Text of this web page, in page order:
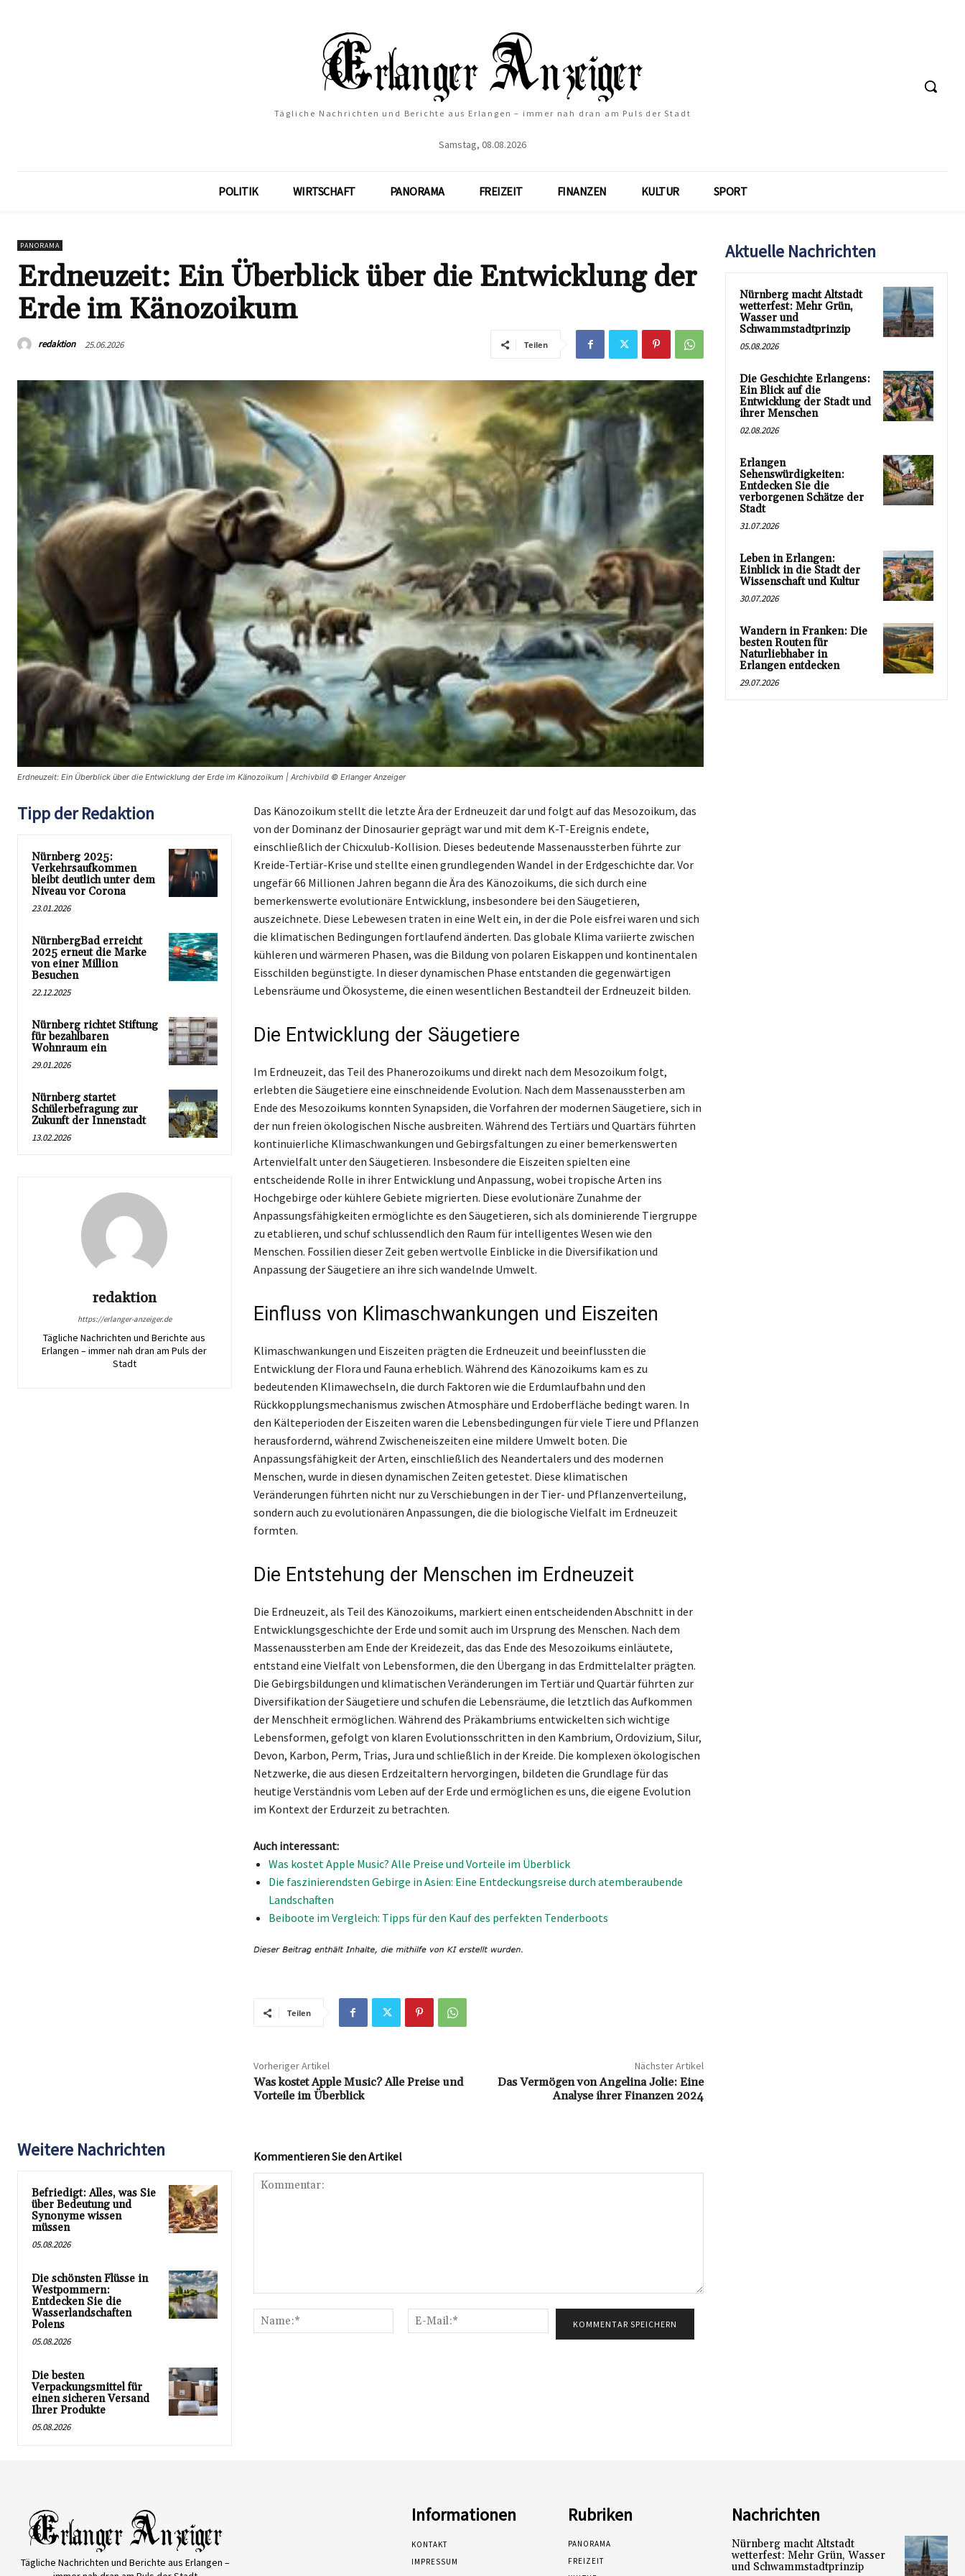
Tägliche Nachrichten und Berichte aus Erlangen – immer nah dran am Puls der Stadt
Samstag, 08.08.2026
POLITIK WIRTSCHAFT PANORAMA FREIZEIT FINANZEN KULTUR SPORT
PANORAMA
Erdneuzeit: Ein Überblick über die Entwicklung der
Erde im Känozoikum
redaktion 25.06.2026 Teilen
Erdneuzeit: Ein Überblick über die Entwicklung der Erde im Känozoikum | Archivbild © Erlanger Anzeiger
Tipp der Redaktion
Nürnberg 2025:
Verkehrsaufkommen
bleibt deutlich unter dem
Niveau vor Corona
23.01.2026
NürnbergBad erreicht
2025 erneut die Marke
von einer Million
Besuchen
22.12.2025
Nürnberg richtet Stiftung
für bezahlbaren
Wohnraum ein
29.01.2026
Nürnberg startet
Schülerbefragung zur
Zukunft der Innenstadt
13.02.2026
redaktion
https://erlanger-anzeiger.de
Tägliche Nachrichten und Berichte aus
Erlangen – immer nah dran am Puls der
Stadt
Das Känozoikum stellt die letzte Ära der Erdneuzeit dar und folgt auf das Mesozoikum, das
von der Dominanz der Dinosaurier geprägt war und mit dem K-T-Ereignis endete,
einschließlich der Chicxulub-Kollision. Dieses bedeutende Massenaussterben führte zur
Kreide-Tertiär-Krise und stellte einen grundlegenden Wandel in der Erdgeschichte dar. Vor
ungefär 66 Millionen Jahren begann die Ära des Känozoikums, die sich durch eine
bemerkenswerte evolutionäre Entwicklung, insbesondere bei den Säugetieren,
auszeichnete. Diese Lebewesen traten in eine Welt ein, in der die Pole eisfrei waren und sich
die klimatischen Bedingungen fortlaufend änderten. Das globale Klima variierte zwischen
kühleren und wärmeren Phasen, was die Bildung von polaren Eiskappen und kontinentalen
Eisschilden begünstigte. In dieser dynamischen Phase entstanden die gegenwärtigen
Lebensräume und Ökosysteme, die einen wesentlichen Bestandteil der Erdneuzeit bilden.
Die Entwicklung der Säugetiere
Im Erdneuzeit, das Teil des Phanerozoikums und direkt nach dem Mesozoikum folgt,
erlebten die Säugetiere eine einschneidende Evolution. Nach dem Massenaussterben am
Ende des Mesozoikums konnten Synapsiden, die Vorfahren der modernen Säugetiere, sich in
der nun freien ökologischen Nische ausbreiten. Während des Tertiärs und Quartärs führten
kontinuierliche Klimaschwankungen und Gebirgsfaltungen zu einer bemerkenswerten
Artenvielfalt unter den Säugetieren. Insbesondere die Eiszeiten spielten eine
entscheidende Rolle in ihrer Entwicklung und Anpassung, wobei tropische Arten ins
Hochgebirge oder kühlere Gebiete migrierten. Diese evolutionäre Zunahme der
Anpassungsfähigkeiten ermöglichte es den Säugetieren, sich als dominierende Tiergruppe
zu etablieren, und schuf schlussendlich den Raum für intelligentes Wesen wie den
Menschen. Fossilien dieser Zeit geben wertvolle Einblicke in die Diversifikation und
Anpassung der Säugetiere an ihre sich wandelnde Umwelt.
Einfluss von Klimaschwankungen und Eiszeiten
Klimaschwankungen und Eiszeiten prägten die Erdneuzeit und beeinflussten die
Entwicklung der Flora und Fauna erheblich. Während des Känozoikums kam es zu
bedeutenden Klimawechseln, die durch Faktoren wie die Erdumlaufbahn und den
Rückkopplungsmechanismus zwischen Atmosphäre und Erdoberfläche bedingt waren. In
den Kälteperioden der Eiszeiten waren die Lebensbedingungen für viele Tiere und Pflanzen
herausfordernd, während Zwischeneiszeiten eine mildere Umwelt boten. Die
Anpassungsfähigkeit der Arten, einschließlich des Neandertalers und des modernen
Menschen, wurde in diesen dynamischen Zeiten getestet. Diese klimatischen
Veränderungen führten nicht nur zu Verschiebungen in der Tier- und Pflanzenverteilung,
sondern auch zu evolutionären Anpassungen, die die biologische Vielfalt im Erdneuzeit
formten.
Die Entstehung der Menschen im Erdneuzeit
Die Erdneuzeit, als Teil des Känozoikums, markiert einen entscheidenden Abschnitt in der
Entwicklungsgeschichte der Erde und somit auch im Ursprung des Menschen. Nach dem
Massenaussterben am Ende der Kreidezeit, das das Ende des Mesozoikums einläutete,
entstand eine Vielfalt von Lebensformen, die den Übergang in das Erdmittelalter prägten.
Die Gebirgsbildungen und klimatischen Veränderungen im Tertiär und Quartär führten zur
Diversifikation der Säugetiere und schufen die Lebensräume, die letztlich das Aufkommen
der Menschheit ermöglichen. Während des Präkambriums entwickelten sich wichtige
Lebensformen, gefolgt von klaren Evolutionsschritten in den Kambrium, Ordovizium, Silur,
Devon, Karbon, Perm, Trias, Jura und schließlich in der Kreide. Die komplexen ökologischen
Netzwerke, die aus diesen Erdzeitaltern hervorgingen, bildeten die Grundlage für das
heutige Verständnis vom Leben auf der Erde und ermöglichen es uns, die eigene Evolution
im Kontext der Erdurzeit zu betrachten.
Auch interessant:
Was kostet Apple Music? Alle Preise und Vorteile im Überblick
Die faszinierendsten Gebirge in Asien: Eine Entdeckungsreise durch atemberaubende
Landschaften
Beiboote im Vergleich: Tipps für den Kauf des perfekten Tenderboots
Teilen
Vorheriger Artikel
Was kostet Apple Music? Alle Preise und
Vorteile im Überblick
Nächster Artikel
Das Vermögen von Angelina Jolie: Eine
Analyse ihrer Finanzen 2024
Weitere Nachrichten
Befriedigt: Alles, was Sie
über Bedeutung und
Synonyme wissen
müssen
05.08.2026
Die schönsten Flüsse in
Westpommern:
Entdecken Sie die
Wasserlandschaften
Polens
05.08.2026
Die besten
Verpackungsmittel für
einen sicheren Versand
Ihrer Produkte
05.08.2026
Kommentieren Sie den Artikel
Name:*
Mail:*
Aktuelle Nachrichten
Nürnberg macht Altstadt
wetterfest: Mehr Grün,
Wasser und
Schwammstadtprinzip
05.08.2026
Die Geschichte Erlangens:
Ein Blick auf die
Entwicklung der Stadt und
ihrer Menschen
02.08.2026
Erlangen
Sehenswürdigkeiten:
Entdecken Sie die
verborgenen Schätze der
Stadt
31.07.2026
Leben in Erlangen:
Einblick in die Stadt der
Wissenschaft und Kultur
30.07.2026
Wandern in Franken: Die
besten Routen für
Naturliebhaber in
Erlangen entdecken
29.07.2026
Tägliche Nachrichten und Berichte aus Erlangen –
Informationen
KONTAKT
IMPRESSUM
Rubriken
PANORAMA
FREIZEIT
Nachrichten
Nürnberg macht Altstadt
wetterfest: Mehr Grün, Wasser
und Schwammstadtprinzip